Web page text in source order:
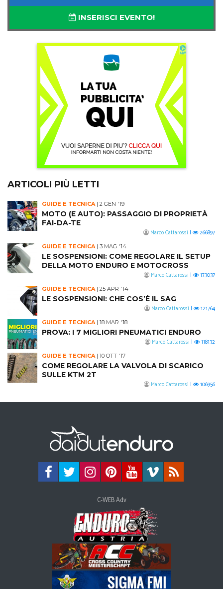
INSERISCI EVENTO!
ARTICOLI PIÙ LETTI
GUIDE E TECNICA| 2 GEN '19
MOTO (E AUTO): PASSAGGIO DI PROPRIETÀ
FAI-DA-TE
Marco Cattarossi | 266897
GUIDE E TECNICA| 3 MAG '14
LE SOSPENSIONI: COME REGOLARE IL SETUP
DELLA MOTO ENDURO E MOTOCROSS
Marco Cattarossi | 173037
GUIDE E TECNICA| 25 APR '14
LE SOSPENSIONI: CHE COS’È IL SAG
Marco Cattarossi | 121764
GUIDE E TECNICA| 18 MAR '18
PROVA: I 7 MIGLIORI PNEUMATICI ENDURO
Marco Cattarossi | 118132
GUIDE E TECNICA| 10 OTT '17
COME REGOLARE LA VALVOLA DI SCARICO
SULLE KTM 2T
Marco Cattarossi | 106956
C-WEB Adv